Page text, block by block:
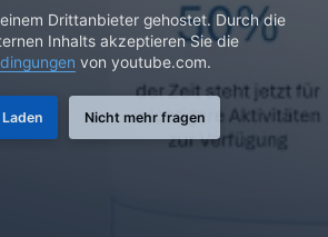
Drittanbieter gehostet. Durch die
Inhalts akzeptieren Sie die
von youtube.com.
Nicht mehr fragen